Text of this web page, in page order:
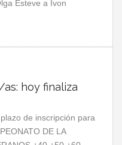
Esteve a Ivon
hoy finaliza
de inscripción para
DE LA